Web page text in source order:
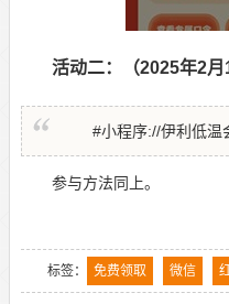
活动二：（2025年2月
#小程序://伊利低温
参与方法同上。
标签： 免费领取 微信